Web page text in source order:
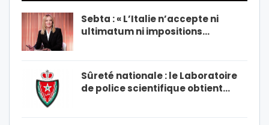
Sebta : « L’Italie n’accepte ni
ultimatum ni impositions…
Sûreté nationale : le Laboratoire
de police scientifique obtient…